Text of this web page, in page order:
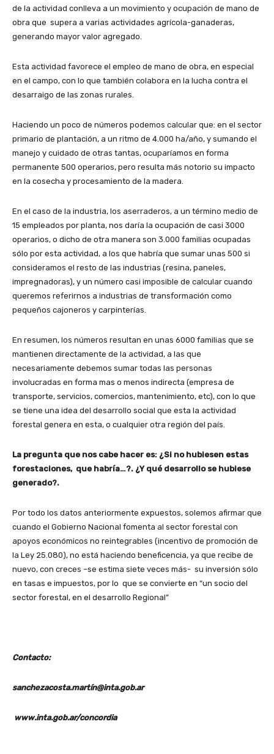
de la actividad conlleva a un movimiento y ocupación de mano de
obra que supera a varias actividades agrícola-ganaderas,
generando mayor valor agregado.
Esta actividad favorece el empleo de mano de obra, en especial
en el campo, con lo que también colabora en la lucha contra el
desarraigo de las zonas rurales.
Haciendo un poco de números podemos calcular que: en el sector
primario de plantación, a un ritmo de 4.000 ha/año, y sumando el
manejo y cuidado de otras tantas, ocuparíamos en forma
permanente 500 operarios, pero resulta más notorio su impacto
en la cosecha y procesamiento de la madera.
En el caso de la industria, los aserraderos, a un término medio de
15 empleados por planta, nos daría la ocupación de casi 3000
operarios, o dicho de otra manera son 3.000 familias ocupadas
sólo por esta actividad, a los que habría que sumar unas 500 si
consideramos el resto de las industrias (resina, paneles,
impregnadoras), y un número casi imposible de calcular cuando
queremos referirnos a industrias de transformación como
pequeños cajoneros y carpinterías.
En resumen, los números resultan en unas 6000 familias que se
mantienen directamente de la actividad, a las que
necesariamente debemos sumar todas las personas
involucradas en forma mas o menos indirecta (empresa de
transporte, servicios, comercios, mantenimiento, etc), con lo que
se tiene una idea del desarrollo social que esta la actividad
forestal genera en esta, o cualquier otra región del país.
La pregunta que nos cabe hacer es: ¿Si no hubiesen estas
forestaciones, que habría…?. ¿Y qué desarrollo se hubiese
generado?.
Por todo los datos anteriormente expuestos, solemos afirmar que
cuando el Gobierno Nacional fomenta al sector forestal con
apoyos económicos no reintegrables (incentivo de promoción de
la Ley 25.080), no está haciendo beneficencia, ya que recibe de
nuevo, con creces –se estima siete veces más- su inversión sólo
en tasas e impuestos, por lo que se convierte en “un socio del
sector forestal, en el desarrollo Regional”
Contacto:
sanchezacosta.martín@inta.gob.ar
www.inta.gob.ar/concordia